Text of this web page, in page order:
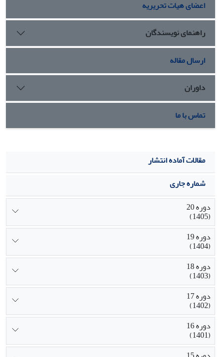
همه ابعاد دانشگاهی بخصوص بعد برنامه درسی احساس
می شود
اعضای هیات تحریریه
راهنمای نویسندگان
ارسال مقاله
داوران
تماس با ما
مقالات آماده انتشار
شماره جاری
دوره 20
(1405)
دوره 19
(1404)
دوره 18
(1403)
دوره 17
(1402)
دوره 16
(1401)